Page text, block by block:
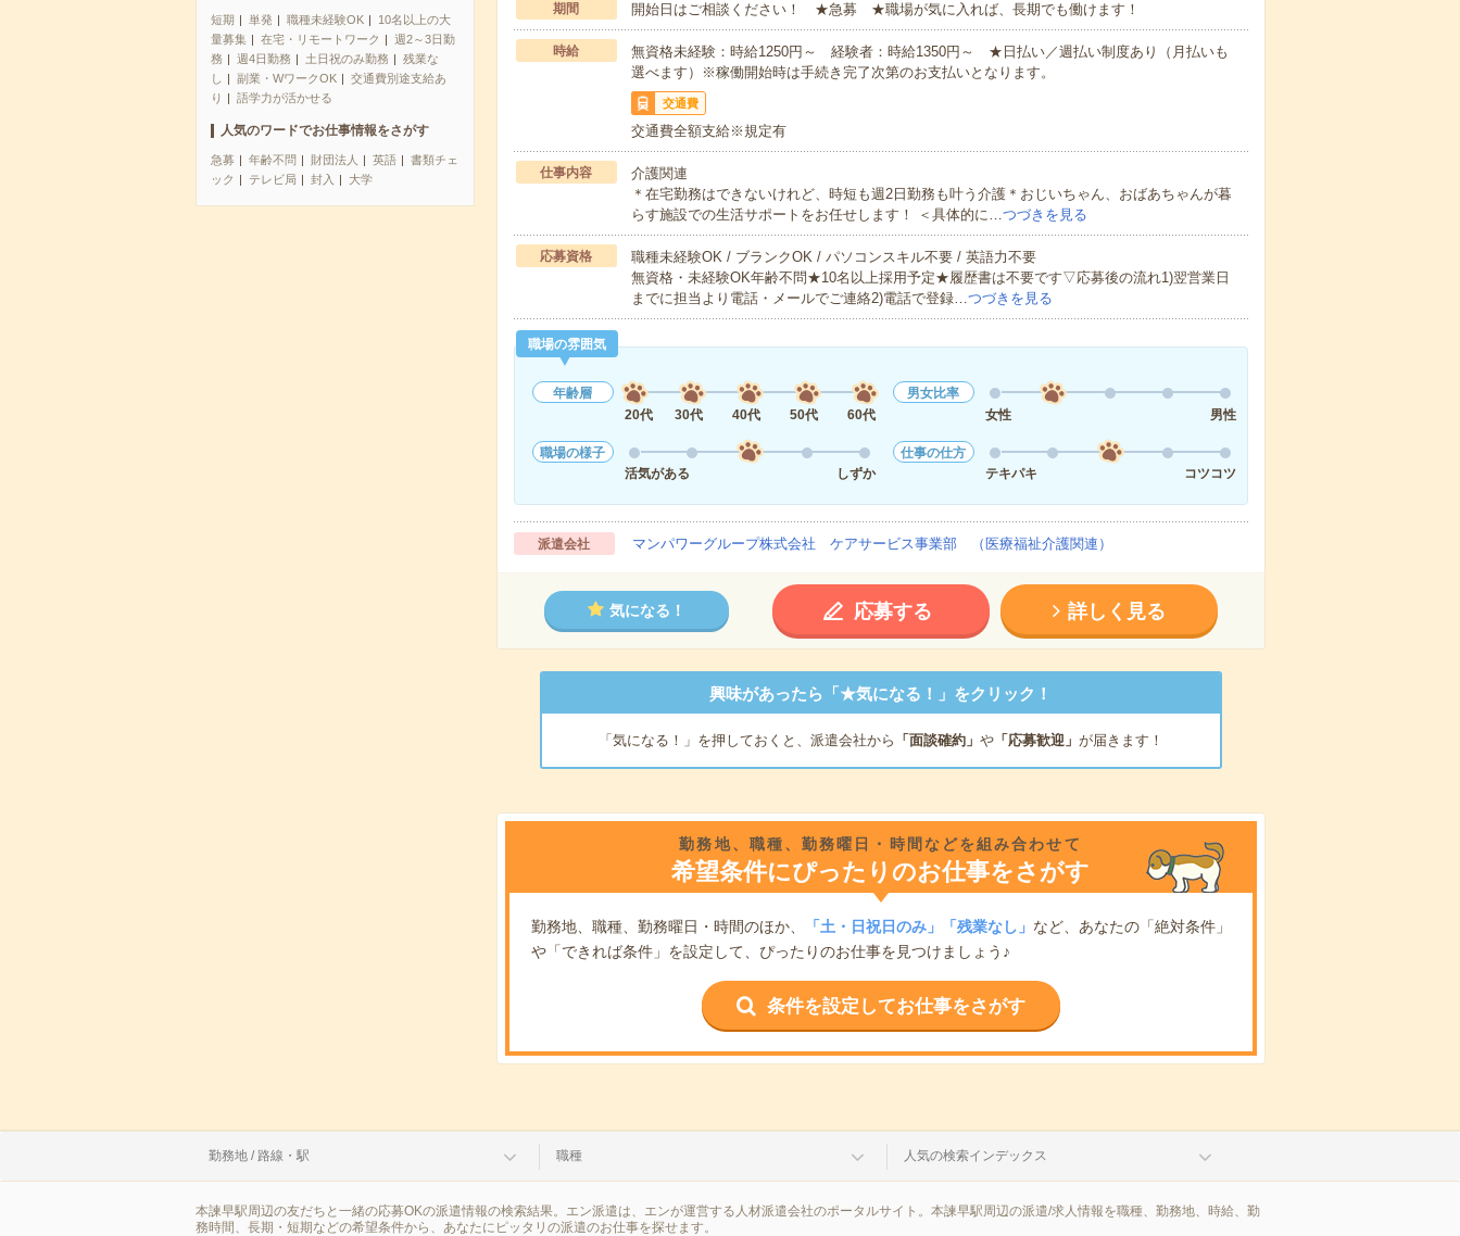
短期 単発 職種未経験OK
10名以上の大
量募集
在宅・リモートワーク
週2～3日勤
務
週4日勤務 土日祝のみ勤務
残業な
し
副業・WワークOK
交通費別途支給あ
り
語学力が活かせる
人気のワードでお仕事情報をさがす
急募 年齢不問 財団法人 英語
書類チェ
ック
テレビ局 封入 大学
期間 開始日はご相談ください！ ★急募 ★職場が気に入れば、長期でも働けます！
時給
無資格未経験：時給1250円～ 経験者：時給1350円～ ★日払い／週払い制度あり（月払いも
選べます）※稼働開始時は手続き完了次第のお支払いとなります。
交通費
交通費全額支給※規定有
仕事内容
介護関連
＊在宅勤務はできないけれど、時短も週2日勤務も叶う介護＊おじいちゃん、おばあちゃんが暮
らす施設での生活サポートをお任せします！ ＜具体的に…つづきを見る
応募資格
職種未経験OK / ブランクOK / パソコンスキル不要 / 英語力不要
無資格・未経験OK年齢不問★10名以上採用予定★履歴書は不要です▽応募後の流れ1)翌営業日
までに担当より電話・メールでご連絡2)電話で登録…つづきを見る
職場の雰囲気
年齢層
20代
30代 40代 50代 60代
男女比率
女性
男性
職場の様子
活気がある
しずか
仕事の仕方
テキパキ
コツコツ
派遣会社 マンパワーグループ株式会社 ケアサービス事業部 （医療福祉介護関連）
気になる！ 応募する 詳しく見る
興味があったら「★気になる！」をクリック！
「気になる！」を押しておくと、派遣会社から 「面談確約」 や「応募歓迎」 が届きます！
勤務地、職種、勤務曜日・時間などを組み合わせて
希望条件にぴったりのお仕事をさがす
勤務地、職種、勤務曜日・時間のほか、 「土・日祝日のみ」「残業なし」 など、あなたの「絶対条件」
や「できれば条件」を設定して、ぴったりのお仕事を見つけましょう♪
条件を設定してお仕事をさがす
勤務地 / 路線・駅 職種 人気の検索インデックス
本諫早駅周辺の友だちと一緒の応募OKの派遣情報の検索結果。エン派遣は、エンが運営する人材派遣会社のポータルサイト。本諫早駅周辺の派遣/求人情報を職種、勤務地、時給、勤
務時間、長期・短期などの希望条件から、あなたにピッタリの派遣のお仕事を探せます。